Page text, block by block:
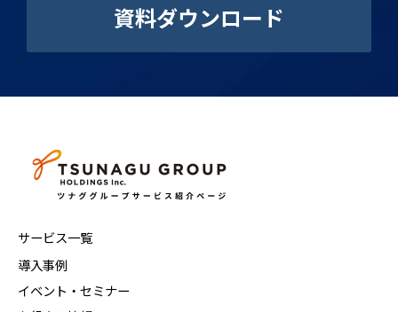
資料ダウンロード
サービス一覧
導入事例
イベント・セミナー